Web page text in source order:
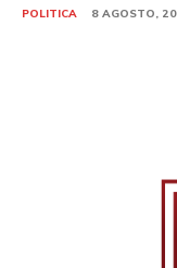
POLITICA 8 AGOSTO,